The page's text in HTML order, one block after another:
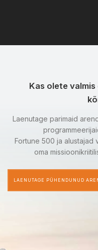
Kas olete
Laenutage parimaid
Fortune 500 ja alustajad
oma
LAENUTAGE PÜHENDUNUD